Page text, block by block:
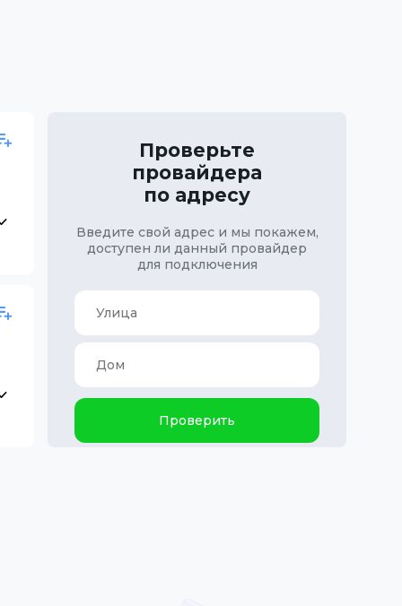
Проверьте
провайдера
по адресу
Введите свой адрес и мы покажем,
доступен ли данный провайдер
для подключения
Проверить